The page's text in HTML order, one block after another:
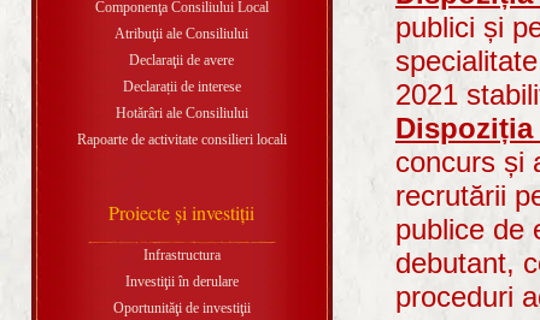
publici și
2021
Dispoziția
concurs și
recrutării
publice de
debutant,
proceduri
Componenţa Consiliului Local
Atribuţii ale Consiliului
Declaraţii de avere
Declarații de interese
Hotărâri ale Consiliului
Rapoarte de activitate consilieri locali
Proiecte şi investiţii
Infrastructura
Investiţii în derulare
Oportunităţi de investiţii